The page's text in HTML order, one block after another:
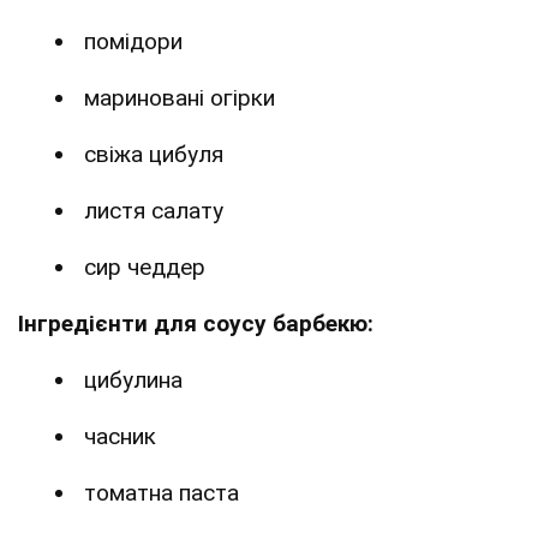
помідори
мариновані огірки
свіжа цибуля
листя салату
сир чеддер
Інгредієнти для соусу барбекю:
цибулина
часник
томатна паста